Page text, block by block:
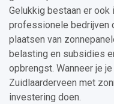
Gelukkig bestaan er
professionele bedrijven
plaatsen van
belasting en subsidies
opbrengst. Wanneer je
Zuidlaarderveen met
investering doen.